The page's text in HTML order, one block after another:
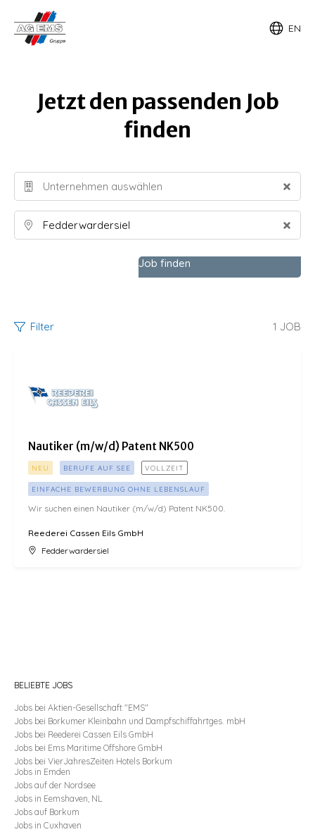
EN
Jetzt den passenden Job
finden
Job finden
Filter 1 JOB
Nautiker (m/w/d) Patent NK500
NEU BERUFE AUF SEE VOLLZEIT
EINFACHE BEWERBUNG OHNE LEBENSLAUF
Wir suchen einen Nautiker (m/w/d) Patent NK500.
Reederei Cassen Eils GmbH
Fedderwardersiel
BELIEBTE JOBS
Jobs bei Aktien-Gesellschaft "EMS"
Jobs bei Borkumer Kleinbahn und Dampfschiffahrtges. mbH
Jobs bei Reederei Cassen Eils GmbH
Jobs bei Ems Maritime Offshore GmbH
Jobs bei VierJahresZeiten Hotels Borkum
Jobs in Emden
Jobs auf der Nordsee
Jobs in Eemshaven, NL
Jobs auf Borkum
Jobs in Cuxhaven